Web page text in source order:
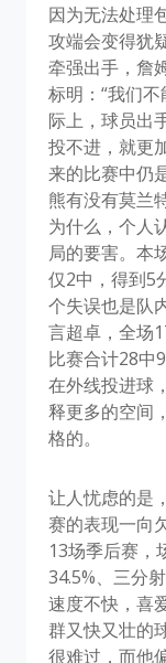
因为无法处理
攻端会变得犹
牵强出手，詹
标明：“我们
际上，球员出
投不进，就更
来的比赛中仍
熊有没有莫兰
为什么，个人
局的要害。本
仅2中，得到5
个失误也是队
言超卓，全场
比赛合计28中
在外线投进球
释更多的空间
格的。
让人忧虑的是
赛的表现一向
13场季后赛，
34.5%、三分
速度不快，喜
群又快又壮的
很难过，而他